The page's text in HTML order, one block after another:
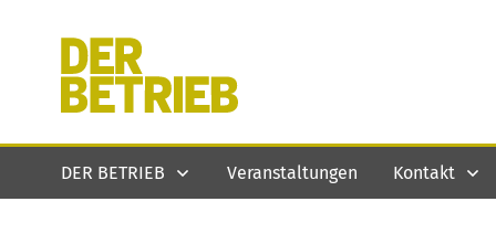
DER BETRIEB Veranstaltungen Kontakt